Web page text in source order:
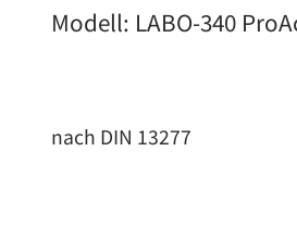
Modell: LABO-340
nach DIN 13277